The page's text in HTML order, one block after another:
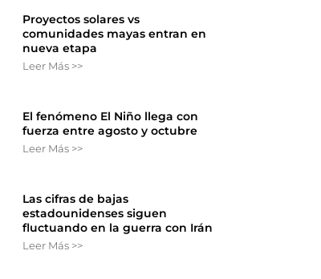
Proyectos solares vs
comunidades mayas entran en
nueva etapa
Leer Más >>
El fenómeno El Niño llega con
fuerza entre agosto y octubre
Leer Más >>
Las cifras de bajas
estadounidenses siguen
fluctuando en la guerra con Irán
Leer Más >>